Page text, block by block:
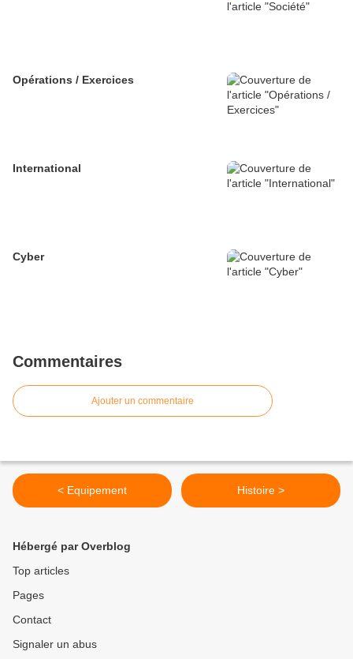
Opérations / Exercices
International
Cyber
Commentaires
Ajouter un commentaire
< Equipement Histoire >
Hébergé par Overblog
Top articles
Pages
Contact
Signaler un abus